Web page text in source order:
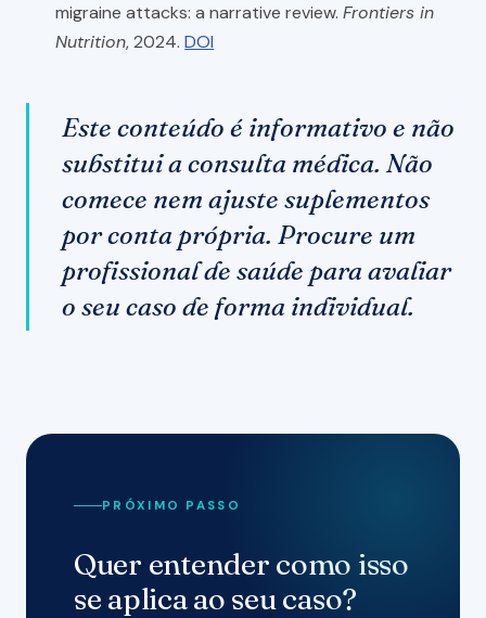
migraine attacks: a narrative review.Frontiers in
Nutrition, 2024.DOI
Este conteúdo é informativo e não
substitui a consulta médica. Não
comece nem ajuste suplementos
por conta própria. Procure um
profissional de saúde para avaliar
o seu caso de forma individual.
PRÓXIMO PASSO
Quer entender como isso
se aplica ao seu caso?